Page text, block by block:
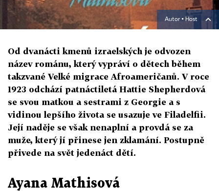
Autor ▪ Host
Od dvanácti kmenů izraelských je odvozen
název románu, který vypráví o dětech během
takzvané Velké migrace Afroameričanů. V roce
1923 odchází patnáctiletá Hattie Shepherdová
se svou matkou a sestrami z Georgie a s
vidinou lepšího života se usazuje ve Filadelfii.
Její naděje se však nenaplní a provdá se za
muže, který jí přinese jen zklamání. Postupně
přivede na svět jedenáct dětí.
Ayana Mathisová